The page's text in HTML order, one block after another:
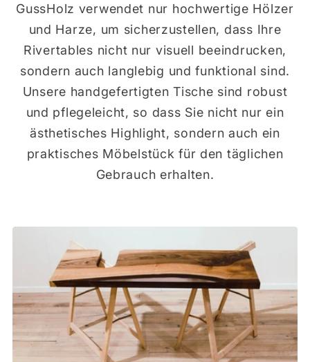
GussHolz verwendet nur hochwertige Hölzer
und Harze, um sicherzustellen, dass Ihre
Rivertables nicht nur visuell beeindrucken,
sondern auch langlebig und funktional sind.
Unsere handgefertigten Tische sind robust
und pflegeleicht, so dass Sie nicht nur ein
ästhetisches Highlight, sondern auch ein
praktisches Möbelstück für den täglichen
Gebrauch erhalten.